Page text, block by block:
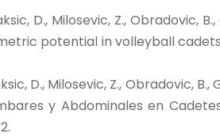
D., Milosevic, Z., Obradovic,
potential in volleyball
D., Milosevic, Z., Obradovic,
y Abdominales en